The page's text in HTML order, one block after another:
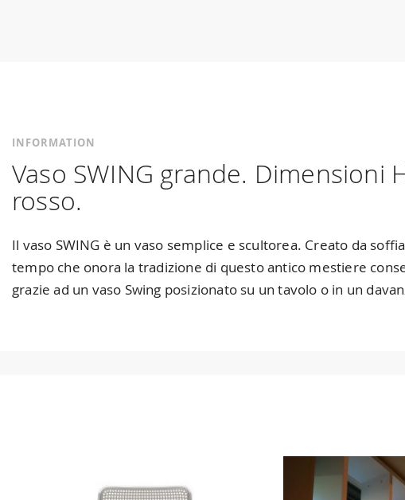
INFORMATION
Vaso SWING grande.
rosso.
Il vaso SWING è un vaso semplice e scultorea. Creato da
tempo che onora la tradizione di questo antico mestiere
grazie ad un vaso Swing posizionato su un tavolo o in un